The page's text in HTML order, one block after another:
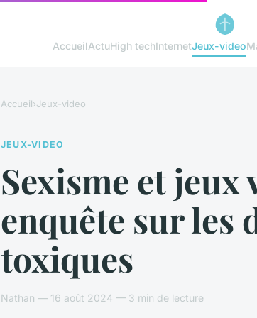
AccueilActuHigh techInternetJeux-video
Accueil›Jeux-video
JEUX-VIDEO
Sexisme et jeux
enquête sur les
toxiques
Nathan — 16 août 2024 — 3 min de lecture